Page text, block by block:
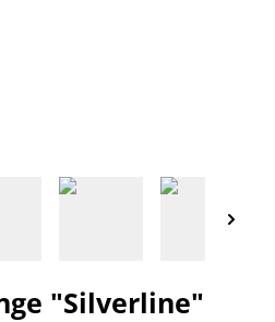
"Silverline"